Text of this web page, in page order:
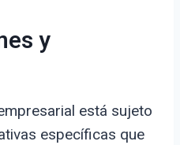
y
está sujeto
específicas que